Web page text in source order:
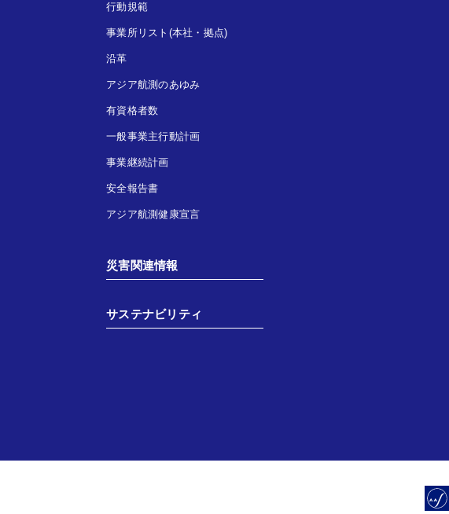
行動規範
事業所リスト(本社・拠点)
沿革
アジア航測のあゆみ
有資格者数
一般事業主行動計画
事業継続計画
安全報告書
アジア航測健康宣言
災害関連情報
サステナビリティ